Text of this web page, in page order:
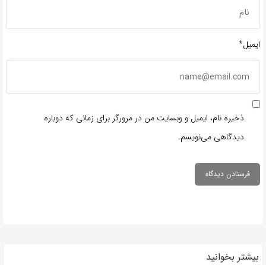
ایمیل*
ذخیره نام، ایمیل و وبسایت من در مرورگر برای زمانی که دوباره
دیدگاهی می‌نویسم.
بیشتر بخوانید